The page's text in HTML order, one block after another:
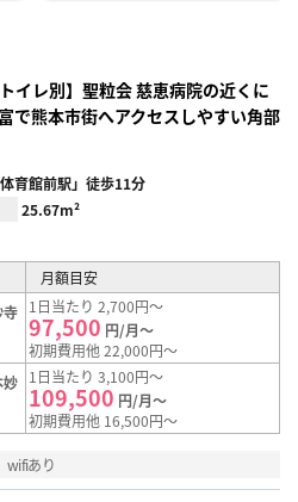
イレ別】聖粒会 慈恵病院の近くに
で熊本市街へアクセスしやすい角部
育館前駅」徒歩11分
25.67m²
月額目安
寺 1日当たり 2,700円～
97,500 円/月～
初期費用他 22,000円～
妙 1日当たり 3,100円～
109,500 円/月～
初期費用他 16,500円～
wifiあり